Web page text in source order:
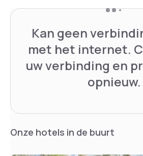
Kan geen
met het internet.
uw verbinding en
opnieuw.
Onze hotels in de buurt